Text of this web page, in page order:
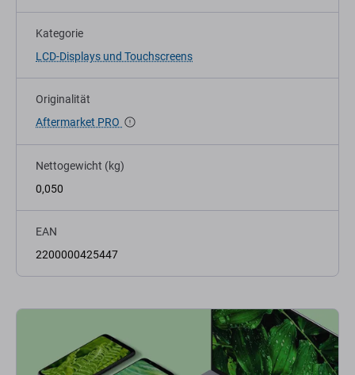
Kategorie
LCD-Displays und Touchscreens
Originalität
Aftermarket PRO
Nettogewicht (kg)
0,050
EAN
2200000425447